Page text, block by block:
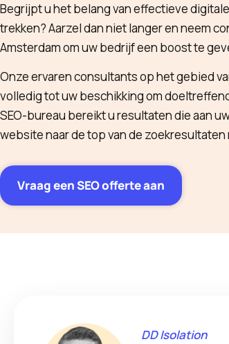
Begrijpt u het belang van effectieve
trekken? Aarzel dan niet langer en neem
Amsterdam om uw bedrijf een boost te
Onze ervaren consultants op het gebied
volledig tot uw beschikking om
SEO-bureau bereikt u resultaten die aan
website naar de top van de zoekresultaten
Vraag een SEO offerte aan
DD Isolation